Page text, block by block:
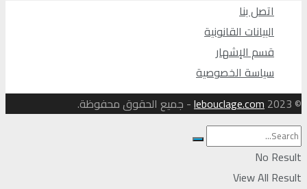
اتصل بنا
البيانات القانونية
قسم الإشهار
سياسة الخصوصية
© 2023
lebouclage.com- جميع الحقوق محفوظة.
No Result
View All Result